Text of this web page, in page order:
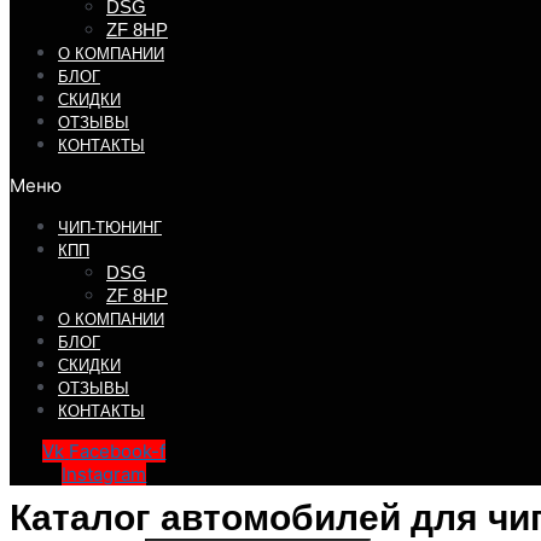
DSG
ZF 8HP
О КОМПАНИИ
БЛОГ
СКИДКИ
ОТЗЫВЫ
КОНТАКТЫ
Меню
ЧИП-ТЮНИНГ
КПП
DSG
ZF 8HP
О КОМПАНИИ
БЛОГ
СКИДКИ
ОТЗЫВЫ
КОНТАКТЫ
Vk Facebook-f
Instagram
Каталог автомобилей для